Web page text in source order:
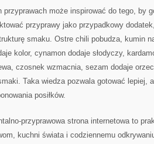
przyprawach może inspirować do tego, by
przyprawy jako przypadkowy
smaku. Ostre chili pobudza, kumin
kolor, cynamon dodaje słodyczy,
czosnek wzmacnia, sezam dodaje
Taka wiedza pozwala gotować lepiej,
posiłków.
przyprawowa strona internetowa to
kuchni świata i codziennemu